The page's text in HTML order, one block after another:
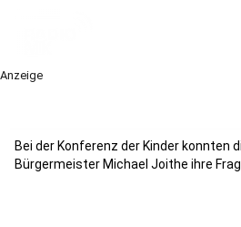
Anzeige
Bei der Konferenz der Kinder konnten
Bürgermeister Michael Joithe ihre